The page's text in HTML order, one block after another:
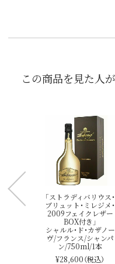
この商品を見た人
「ストラディバリウス・
ブリュット・ミレジメ・
2009フェイクレザー
BOX付き」
シャルル・ド・カザノー
ヴ/フランス/シャンパ
ン/750ml/1本
¥28,600（税込）